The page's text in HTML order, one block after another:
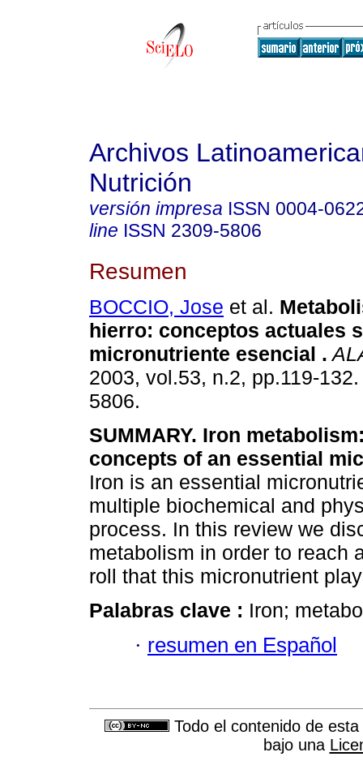
Archivos
Nutrición
versión impresa ISSN 0004-
line ISSN 2309-5806
Resumen
BOCCIO, Jose et al.
hierro: conceptos actuales
micronutriente esencial .
2003, vol.53, n.2, pp.119-
5806.
SUMMARY. Iron
concepts of an essential
Iron is an essential
multiple biochemical and
process. In this review we
metabolism in order to reach
roll that this micronutrient
Palabras clave : Iron;
· resumen en Español
Todo el contenido de
bajo una